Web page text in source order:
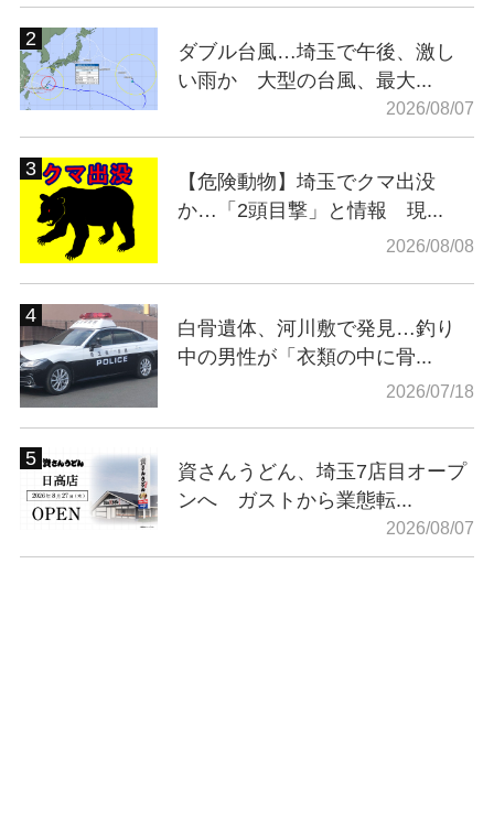
ダブル台風…埼玉で午後、激し
い雨か 大型の台風、最大...
2026/08/07
【危険動物】埼玉でクマ出没
か…「2頭目撃」と情報 現...
2026/08/08
白骨遺体、河川敷で発見…釣り
中の男性が「衣類の中に骨...
2026/07/18
資さんうどん、埼玉7店目オープ
ンへ ガストから業態転...
2026/08/07